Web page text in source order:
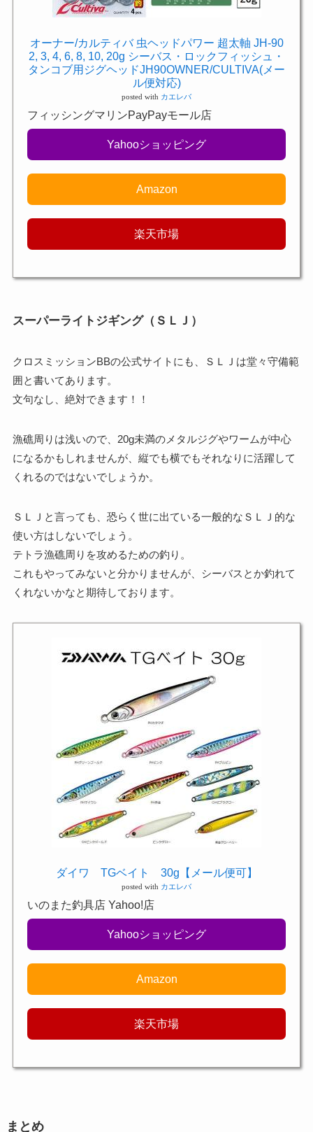
オーナー/カルティバ 虫ヘッドパワー 超太軸 JH-90
2, 3, 4, 6, 8, 10, 20g シーバス・ロックフィッシュ・
タンコブ用ジグヘッドJH90OWNER/CULTIVA(メー
ル便対応)
posted with カエレバ
フィッシングマリンPayPayモール店
Yahooショッピング
Amazon
楽天市場
スーパーライトジギング（ＳＬＪ）
クロスミッションBBの公式サイトにも、ＳＬＪは堂々守備範
囲と書いてあります。
文句なし、絶対できます！！
漁礁周りは浅いので、20g未満のメタルジグやワームが中心
になるかもしれませんが、縦でも横でもそれなりに活躍して
くれるのではないでしょうか。
ＳＬＪと言っても、恐らく世に出ている一般的なＳＬＪ的な
使い方はしないでしょう。
テトラ漁礁周りを攻めるための釣り。
これもやってみないと分かりませんが、シーバスとか釣れて
くれないかなと期待しております。
ダイワ TGベイト 30g【メール便可】
posted with カエレバ
いのまた釣具店 Yahoo!店
Yahooショッピング
Amazon
楽天市場
まとめ